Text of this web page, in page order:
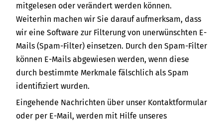
mitgelesen oder verändert werden können.
Weiterhin machen wir Sie darauf aufmerksam, dass
wir eine Software zur Filterung von unerwünschten E-
Mails (Spam-Filter) einsetzen. Durch den Spam-Filter
können E-Mails abgewiesen werden, wenn diese
durch bestimmte Merkmale fälschlich als Spam
identifiziert wurden.
Eingehende Nachrichten über unser Kontaktformular
oder per E-Mail, werden mit Hilfe unseres